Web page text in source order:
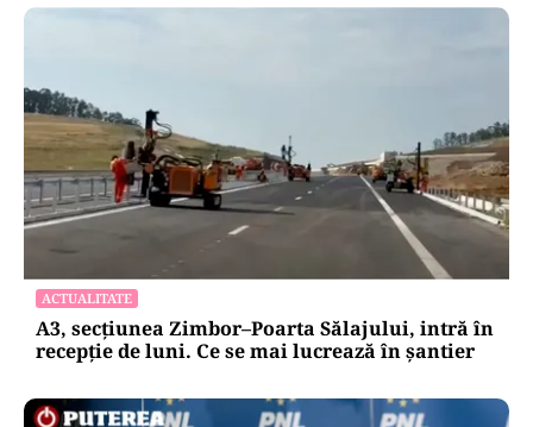
ACTUALITATE
A3, secțiunea Zimbor–Poarta Sălajului, intră în
recepție de luni. Ce se mai lucrează în șantier